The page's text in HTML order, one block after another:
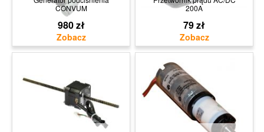
CONVUM
980 zł
200A
79 zł